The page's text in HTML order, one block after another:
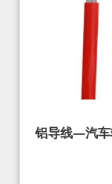
铝导线—汽车